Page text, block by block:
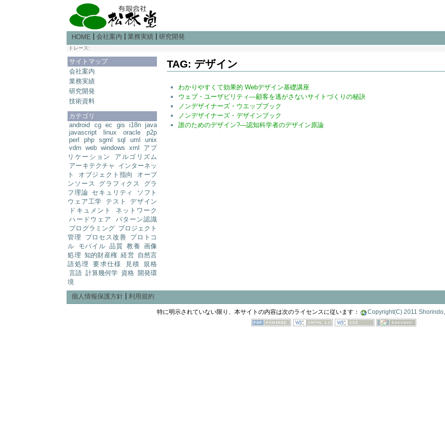
HOME |会社案内 |業務実績 |研究開発
トレース:
サイトマップ
会社案内
業務実績
研究開発
技術資料
カテゴリ
android cg ec gis i18n java
javascript
linux oracle
p2p
perl
php sgml sql uml
unix
vdm
web windows xml
アプ
リケーション
アルゴリズム
アーキテクチャ
インターネッ
ト
オブジェクト指向
オープ
ンソース
グラフィクス
グラ
フ理論 セキュリティ
ソフト
ウェア工学
テスト
デザイン
ドキュメント
ネットワーク
ハードウェア
パターン認識
プログラミング プロジェクト
管理
プロセス改善 プロトコ
ル
モバイル 品質 教養 画像
処理 知的財産権 経営 自然言
語処理
要求仕様 見積
規格
言語 計算幾何学 資格 開発環
境
TAG: デザイン
わかりやすくて効果的 Webデザイン基礎講座
ウェブ・ユーザビリティ―顧客を逃がさないサイトづくりの秘訣
ノンデザイナーズ・ウエッブブック
ノンデザイナーズ・デザインブック
誰のためのデザイン?―認知科学者のデザイン原論
個人情報保護方針 |利用規約
特に明示されていない限り、本サイトの内容は次のライセンスに従います： Copyright(C) 2011